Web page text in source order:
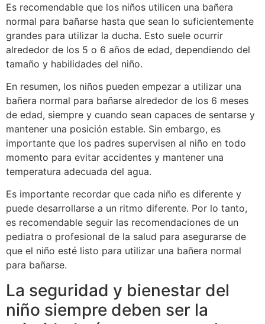
Es recomendable que los niños utilicen una bañera
normal para bañarse hasta que sean lo suficientemente
grandes para utilizar la ducha. Esto suele ocurrir
alrededor de los 5 o 6 años de edad, dependiendo del
tamaño y habilidades del niño.
En resumen, los niños pueden empezar a utilizar una
bañera normal para bañarse alrededor de los 6 meses
de edad, siempre y cuando sean capaces de sentarse y
mantener una posición estable. Sin embargo, es
importante que los padres supervisen al niño en todo
momento para evitar accidentes y mantener una
temperatura adecuada del agua.
Es importante recordar que cada niño es diferente y
puede desarrollarse a un ritmo diferente. Por lo tanto,
es recomendable seguir las recomendaciones de un
pediatra o profesional de la salud para asegurarse de
que el niño esté listo para utilizar una bañera normal
para bañarse.
La seguridad y bienestar del
niño siempre deben ser la